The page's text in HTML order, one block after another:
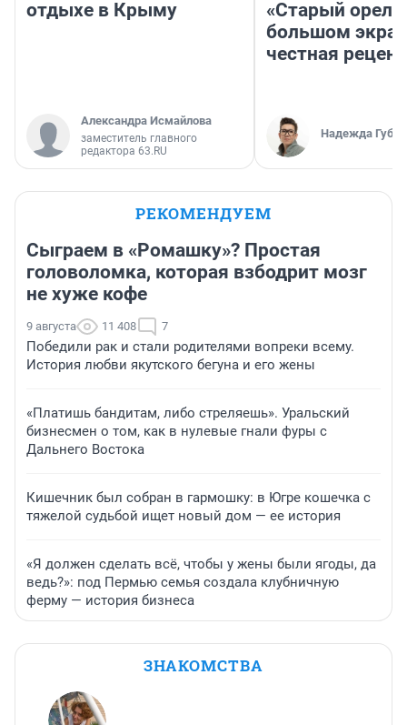
отдыхе в Крыму
Александра Исмайлова
заместитель главного
редактора 63.RU
«Старый орел»
большом
честная
Надежда
РЕКОМЕНДУЕМ
Сыграем в «Ромашку»? Простая
головоломка, которая взбодрит мозг
не хуже кофе
9 августа 11 408 7
Победили рак и стали родителями вопреки всему.
История любви якутского бегуна и его жены
«Платишь бандитам, либо стреляешь». Уральский
бизнесмен о том, как в нулевые гнали фуры с
Дальнего Востока
Кишечник был собран в гармошку: в Югре кошечка с
тяжелой судьбой ищет новый дом — ее история
«Я должен сделать всё, чтобы у жены были ягоды, да
ведь?»: под Пермью семья создала клубничную
ферму — история бизнеса
ЗНАКОМСТВА